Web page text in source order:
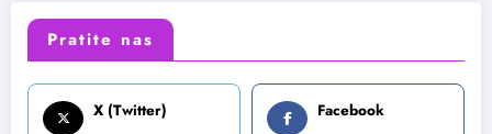
Pratite nas
X (Twitter) Facebook